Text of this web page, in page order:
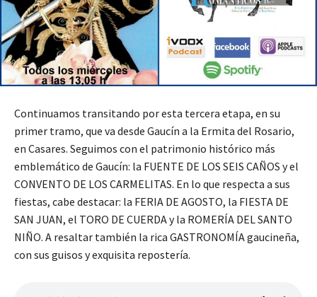
Continuamos transitando por esta tercera etapa, en su
primer tramo, que va desde Gaucín a la Ermita del Rosario,
en Casares. Seguimos con el patrimonio histórico más
emblemático de Gaucín: la FUENTE DE LOS SEIS CAÑOS y el
CONVENTO DE LOS CARMELITAS. En lo que respecta a sus
fiestas, cabe destacar: la FERIA DE AGOSTO, la FIESTA DE
SAN JUAN, el TORO DE CUERDA y la ROMERÍA DEL SANTO
NIÑO. A resaltar también la rica GASTRONOMÍA gaucineña,
con sus guisos y exquisita repostería.